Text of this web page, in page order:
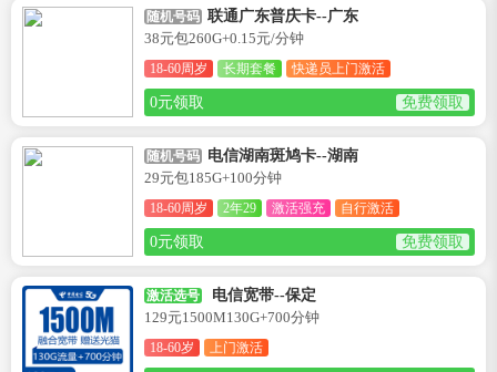
随机号码 联通广东普庆卡--广东
38元包260G+0.15元/分钟
18-60周岁 长期套餐 快递员上门激活
0元领取 免费领取
随机号码 电信湖南斑鸠卡--湖南
29元包185G+100分钟
18-60周岁 2年29 激活强充 自行激活
0元领取 免费领取
激活选号
电信宽带--保定
129元1500M130G+700分钟
18-60岁 上门激活